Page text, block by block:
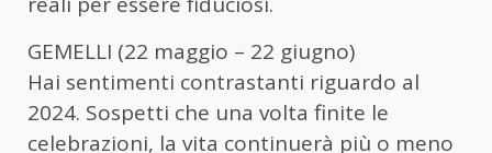
GEMELLI (22 maggio – 22 giugno)
Hai sentimenti contrastanti riguardo al
2024. Sospetti che una volta finite le
celebrazioni, la vita continuerà più o meno